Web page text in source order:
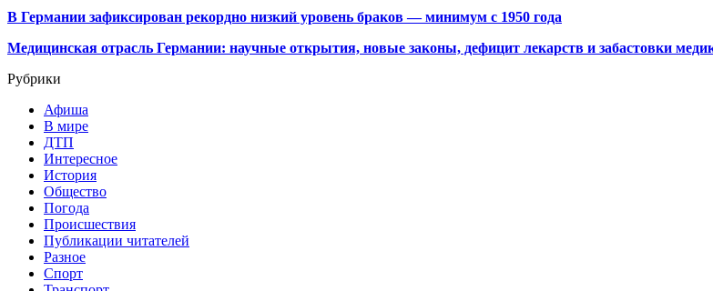
В Германии зафиксирован рекордно низкий уровень браков — минимум с 1950 года
Медицинская отрасль Германии: научные открытия, новые законы, дефицит лекарств и забастовки
Рубрики
Афиша
В мире
ДТП
Интересное
История
Общество
Погода
Происшествия
Публикации читателей
Разное
Спорт